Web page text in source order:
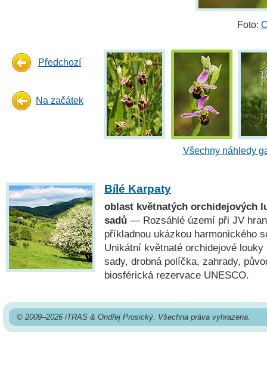
Foto:
Předchozí
Na začátek
Všechny náhledy
Bílé Karpaty
oblast květnatých orchidejových
sadů — Rozsáhlé území při JV
příkladnou ukázkou harmonického
Unikátní květnaté orchidejové
sady, drobná políčka, zahrady,
biosférická rezervace UNESCO.
© 2009–2026 iTRAS & Ondřej Prosický. Všechna práva vyhrazena.